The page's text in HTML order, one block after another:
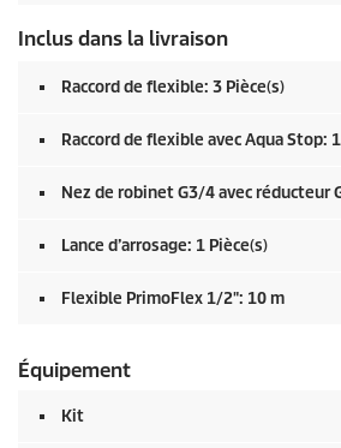
Inclus dans la livraison
Raccord de flexible: 3 Pièce(s)
Raccord de flexible avec Aqua Stop:
Nez de robinet G3/4 avec réducteur
Lance d’arrosage: 1 Pièce(s)
Flexible PrimoFlex 1/2": 10 m
Équipement
Kit